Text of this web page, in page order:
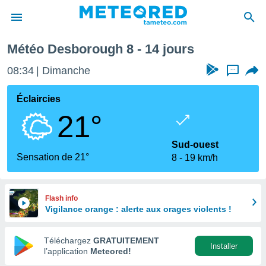
de
Météo Desborough 8 - 14 jours
08:34 Dimanche ...
Éclaircies
21°
Sensation de 21°
Sud-ouest
8
19 km/h
Flash info
Vigilance orange : alerte aux orages violents !
Téléchargez GRATUITEMENT
l’application Meteored!
Installer